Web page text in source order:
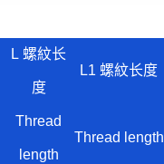
L 螺紋长
度
L1 螺紋长度
Thread
length
Thread length